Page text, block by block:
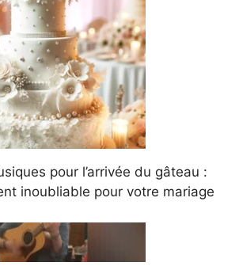
pour l’arrivée du gâteau :
inoubliable pour votre mariage